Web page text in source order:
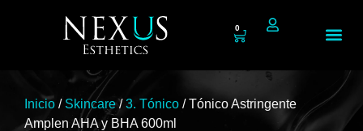
0
Inicio / Skincare/3. Tónico / Tónico Astringente
Amplen AHA y BHA 600ml